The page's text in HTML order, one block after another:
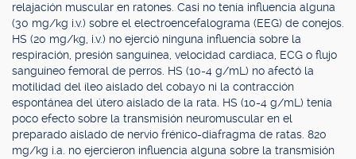
relajación muscular en ratones. Casi no tenía influencia alguna
(30 mg/kg i.v.) sobre el electroencefalograma (EEG) de conejos.
HS (20 mg/kg, i.v.) no ejerció ninguna influencia sobre la
respiración, presión sanguínea, velocidad cardiaca, ECG o flujo
sanguíneo femoral de perros. HS (10-4 g/mL) no afectó la
motilidad del íleo aislado del cobayo ni la contracción
espontánea del útero aislado de la rata. HS (10-4 g/mL) tenía
poco efecto sobre la transmisión neuromuscular en el
preparado aislado de nervio frénico-diafragma de ratas. 820
mg/kg i.a. no ejercieron influencia alguna sobre la transmisión